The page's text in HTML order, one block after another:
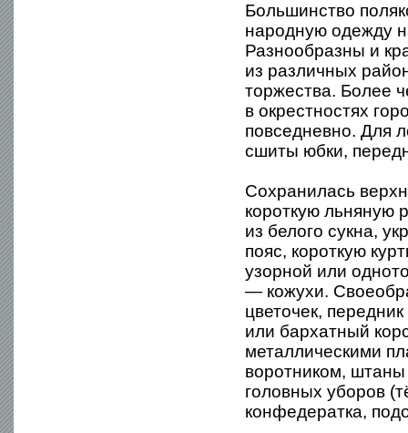
Большинство
народную одежду
Разнообразны и
из различных
торжества. Более
в окрестностях
повседневно. Для
сшиты юбки,
Сохранилась
короткую льняную
из белого сукна,
пояс, короткую
узорной или
— кожухи.
цветочек,
или бархатный
металлическими
воротником, штаны
головных уборов
конфедератка,